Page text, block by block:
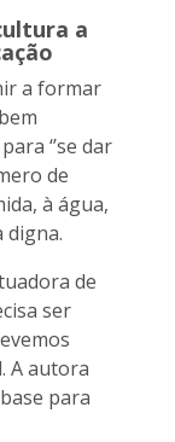
a
a formar
‘’se dar
de
à água,
digna.
de
ser
A autora
para